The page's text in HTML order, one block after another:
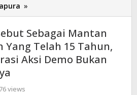
»
Yunus
Sebut
Sebagai
Mantan
Anggota
Sebagai Mantan
Yang Telah 15 Tahun,
Aksi Demo Bukan
views